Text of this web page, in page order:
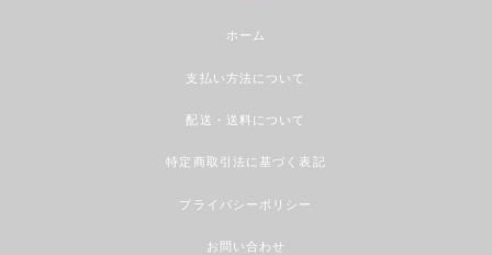
ホーム
支払い方法について
配送・送料について
特定商取引法に基づく表記
プライバシーポリシー
お問い合わせ